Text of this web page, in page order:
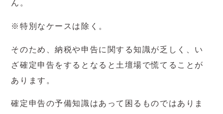
ん。
※特別なケースは除く。
そのため、納税や申告に関する知識が乏しく、い
ざ確定申告をするとなると土壇場で慌てることが
あります。
確定申告の予備知識はあって困るものではありま